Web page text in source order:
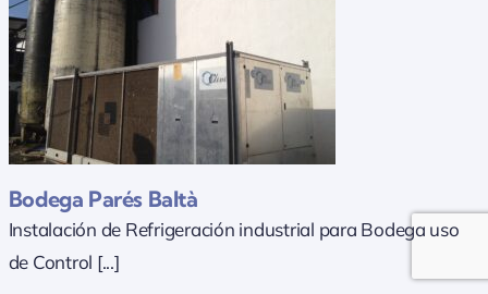
Bodega Parés Baltà
Instalación de Refrigeración industrial para Bodega uso
de Control [...]